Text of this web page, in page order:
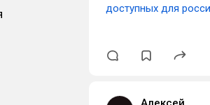
доступных для